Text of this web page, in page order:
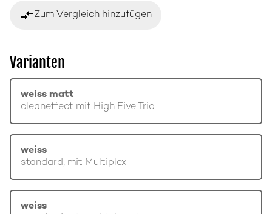
compare_arrowsZum Vergleich hinzufügen
Varianten
weiss matt
cleaneffect mit High Five Trio
weiss
standard, mit Multiplex
weiss